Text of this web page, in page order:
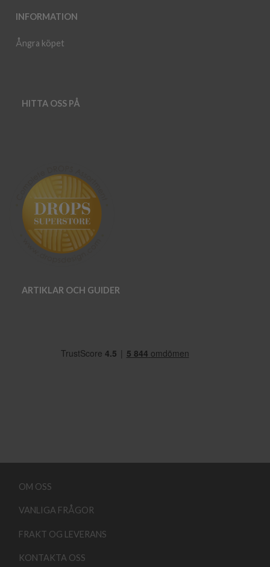
INFORMATION
Ångra köpet
HITTA OSS PÅ
ARTIKLAR OCH GUIDER
OM OSS
VANLIGA FRÅGOR
FRAKT OG LEVERANS
KONTAKTA OSS